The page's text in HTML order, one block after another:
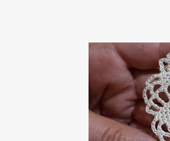
ÇARKIFELEK MODELİ